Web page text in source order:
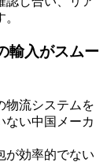
輸入がスムー
物流システムを
ない中国メーカ
が効率的でない